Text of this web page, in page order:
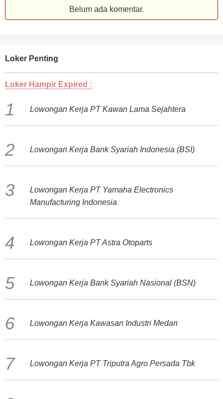
Belum ada komentar.
Loker Penting
Loker Hampir Expired :
Lowongan Kerja PT Kawan Lama Sejahtera
Lowongan Kerja Bank Syariah Indonesia (BSI)
Lowongan Kerja PT Yamaha Electronics
Manufacturing Indonesia
Lowongan Kerja PT Astra Otoparts
Lowongan Kerja Bank Syariah Nasional (BSN)
Lowongan Kerja Kawasan Industri Medan
Lowongan Kerja PT Triputra Agro Persada Tbk